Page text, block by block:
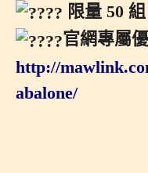
限量 50
官網專屬優
http://
abalone/